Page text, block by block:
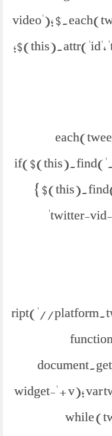
video');
$(this).attr('id',
{
'twitter-
widget-' + v); var
while